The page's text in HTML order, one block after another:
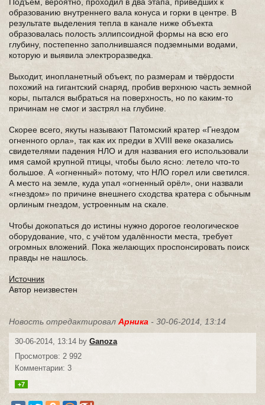
образованию внутреннего вала конуса и горки в центре. В
результате выделения тепла в канале ниже объекта
образовалась полость эллипсоидной формы на всю его
глубину, постепенно заполнившаяся подземными водами,
которую и выявила электроразведка.
Выходит, инопланетный объект, по размерам и твёрдости
похожий на гигантский снаряд, пробив верхнюю часть земной
коры, пытался выбраться на поверхность, но по каким-то
причинам не смог и застрял на глубине.
Скорее всего, якуты называют Патомский кратер «Гнездом
огненного орла», так как их предки в XVIII веке оказались
свидетелями падения НЛО и для названия его использовали
имя самой крупной птицы, чтобы было ясно: летело что-то
большое. А «огненный» потому, что НЛО горел или светился.
А место на земле, куда упал «огненный орёл», они назвали
«гнездом» по причине внешнего сходства кратера с обычным
орлиным гнездом, устроенным на скале.
Чтобы докопаться до истины нужно дорогое геологическое
оборудование, что, с учётом удалённости места, требует
огромных вложений. Пока желающих проспонсировать поиск
правды не нашлось.
Источник
Автор неизвестен
Новость отредактировал Арника - 30-06-2014, 13:14
30-06-2014, 13:14 by Ganoza
Просмотров: 2 992
Комментарии: 3
+7